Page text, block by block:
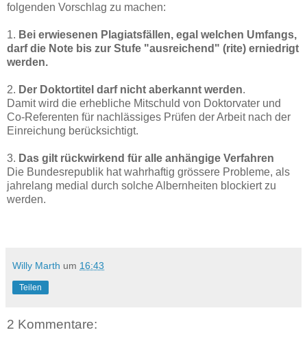
folgenden Vorschlag zu machen:
1. Bei erwiesenen Plagiatsfällen, egal welchen Umfangs,
darf die Note bis zur Stufe "ausreichend" (rite) erniedrigt
werden.
2. Der Doktortitel darf nicht aberkannt werden.
Damit wird die erhebliche Mitschuld von Doktorvater und
Co-Referenten für nachlässiges Prüfen der Arbeit nach der
Einreichung berücksichtigt.
3. Das gilt rückwirkend für alle anhängige Verfahren
Die Bundesrepublik hat wahrhaftig grössere Probleme, als
jahrelang medial durch solche Albernheiten blockiert zu
werden.
Willy Marth um 16:43
Teilen
2 Kommentare: